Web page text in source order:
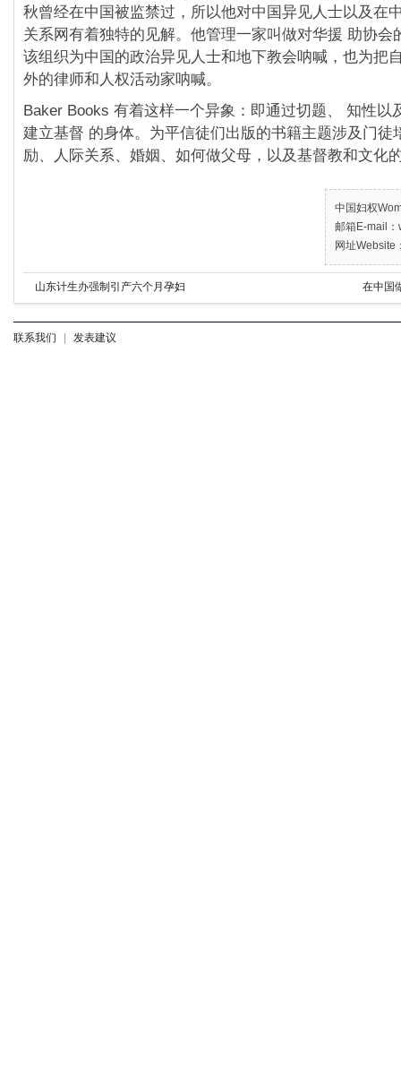
秋曾经在中国被监禁过，所以他对中国异见人士以及在
关系网有着独特的见解。他管理一家叫做对华援 助协会
该组织为中国的政治异见人士和地下教会呐喊，也为把
外的律师和人权活动家呐喊。
Baker Books 有着这样一个异象：即通过切题、 知性以
建立基督 的身体。为平信徒们出版的书籍主题涉及门徒
励、人际关系、婚姻、如何做父母，以及基督教和文化
中国妇权
邮箱E-mail
网址Website
山东计生办强制引产六个月孕妇 在中国
联系我们 | 发表建议